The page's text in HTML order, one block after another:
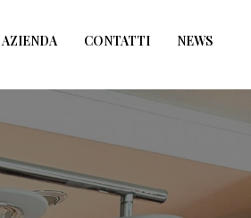
AZIENDA CONTATTI NEWS
×